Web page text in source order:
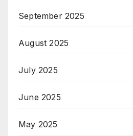
September 2025
August 2025
July 2025
June 2025
May 2025